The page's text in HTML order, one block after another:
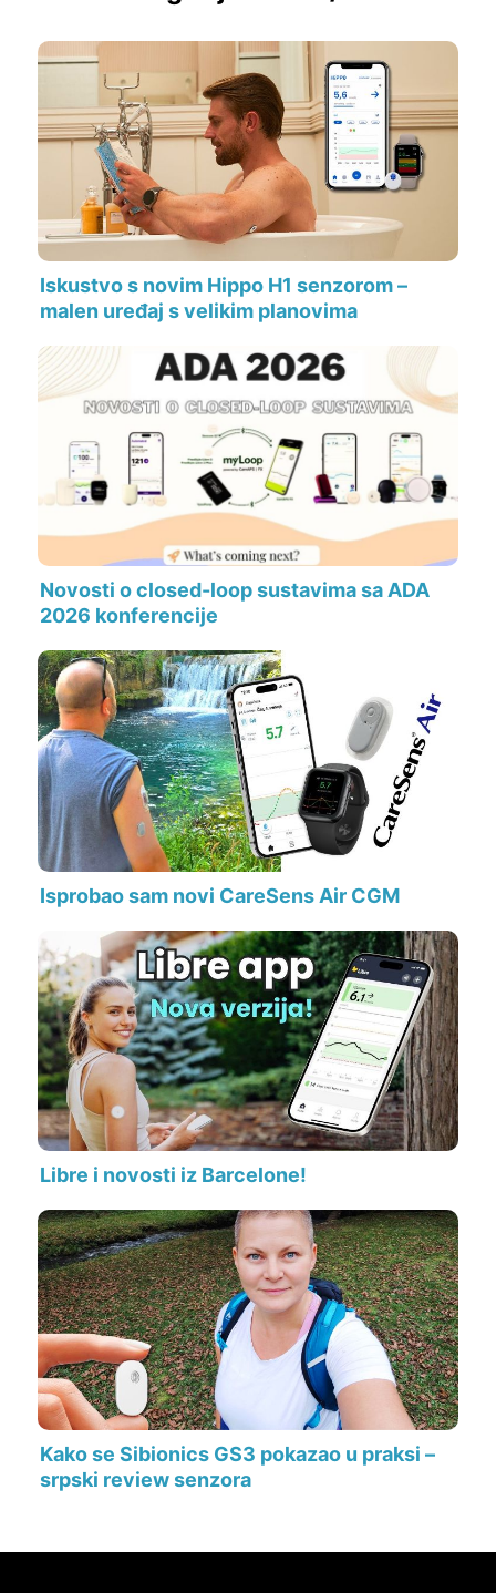
Iskustvo s novim Hippo H1 senzorom –
malen uređaj s velikim planovima
Novosti o closed-loop sustavima sa ADA
2026 konferencije
Isprobao sam novi CareSens Air CGM
Libre i novosti iz Barcelone!
Kako se Sibionics GS3 pokazao u praksi –
srpski review senzora